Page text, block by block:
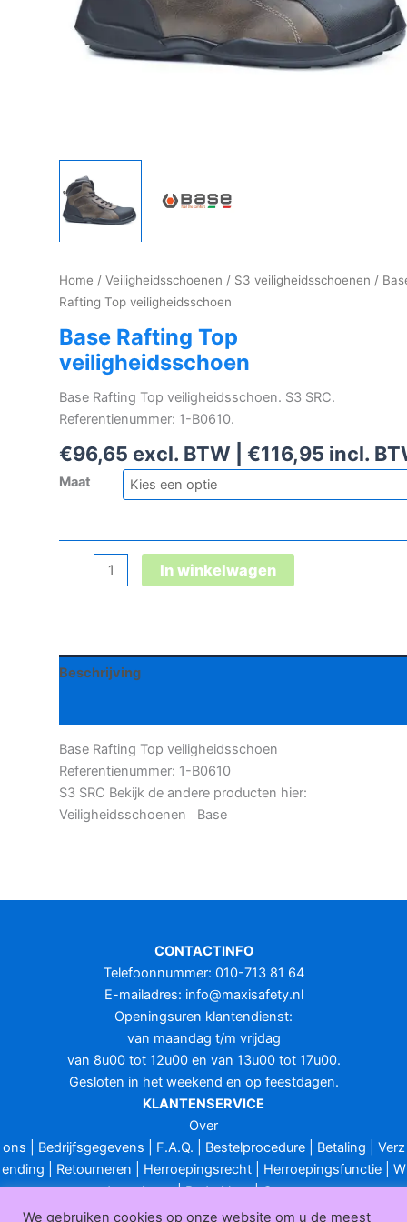
Home / Veiligheidsschoenen / S3 veiligheidsschoenen /
Rafting Top veiligheidsschoen
Base Rafting Top
veiligheidsschoen
Base Rafting Top veiligheidsschoen. S3 SRC.
Referentienummer: 1-B0610.
€96,65 excl. BTW | €116,95 incl.
Maat
Rafting
aantal
In winkelwagen
Beschrijving
Base Rafting Top veiligheidsschoen
Referentienummer: 1-B0610
S3 SRC Bekijk de andere producten hier:
Veiligheidsschoenen Base
CONTACTINFO
Telefoonnummer: 010-713 81 64
E-mailadres: info@maxisafety.nl
Openingsuren klantendienst:
van maandag t/m vrijdag
van 8u00 tot 12u00 en van 13u00 tot 17u00.
Gesloten in het weekend en op feestdagen.
KLANTENSERVICE
Over
ons
Bedrijfsgegevens F.A.Q. Bestelprocedure| Betaling
Verz
ending
Retourneren Herroepingsrecht| Herroepingsfunctie| W
ederverkoop|Bedrukken|Contact
Algemene voorwaarden|Privacy policy|Sitemap| Disclaimer
We gebruiken cookies op onze website om u de meest